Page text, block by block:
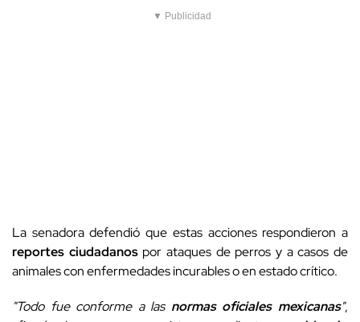
▼ Publicidad
La senadora defendió que estas acciones respondieron a
reportes ciudadanospor ataques de perros y a casos de
animales con enfermedades incurables o en estado crítico.
"Todo fue conforme a las normas oficiales mexicanas",